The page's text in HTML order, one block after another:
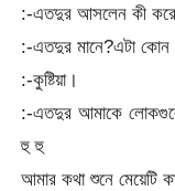
:-এতদুর আসলেন কী
:-এতদুর মানে?এটা কোন
:-কুষ্টিয়া।
:-এতদুর আমাকে
হু হু
আমার কথা শুনে মেয়েটি